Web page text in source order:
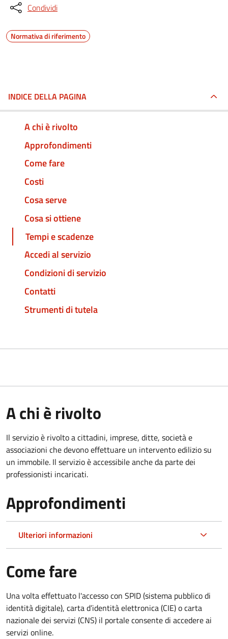
Condividi
Normativa di riferimento
INDICE DELLA PAGINA
A chi è rivolto
Approfondimenti
Come fare
Costi
Cosa serve
Cosa si ottiene
Tempi e scadenze
Accedi al servizio
Condizioni di servizio
Contatti
Strumenti di tutela
A chi è rivolto
Il servizio è rivolto a cittadini, imprese, ditte, società e
associazioni che devono effettuare un intervento edilizio su
un immobile. Il servizio è accessibile anche da parte dei
professionisti incaricati.
Approfondimenti
Ulteriori informazioni
Come fare
Una volta effettuato l'accesso con SPID (sistema pubblico di
identità digitale), carta d’identità elettronica (CIE) o carta
nazionale dei servizi (CNS) il portale consente di accedere ai
servizi online.